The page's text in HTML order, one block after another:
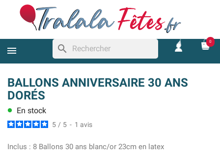
search
0
BALLONS ANNIVERSAIRE 30 ANS
DORÉS
lens En stock
5 / 5 - 1 avis
Inclus : 8 Ballons 30 ans blanc/or 23cm en latex